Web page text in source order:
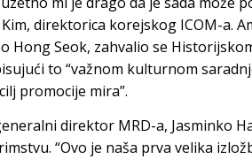
direktorica korejskog ICOM-a.
Hong Seok, zahvalio se
to “važnom kulturnom
promocije mira”.
direktor MRD-a, Jasminko
“Ovo je naša prva velika